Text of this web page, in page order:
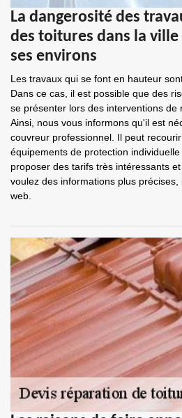
La dangerosité des
des toitures dans la
ses environs
Les travaux qui se font en hauteur
Dans ce cas, il est possible que des
se présenter lors des interventions de
Ainsi, nous vous informons qu'il est
couvreur professionnel. Il peut
équipements de protection
proposer des tarifs très intéressants
voulez des informations plus
web.